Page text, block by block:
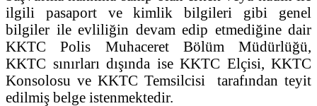
ilgili pasaport ve kimlik bilgileri gibi genel
bilgiler ile evliliğin devam edip etmediğine dair
KKTC Polis Muhaceret Bölüm Müdürlüğü,
KKTC sınırları dışında ise KKTC Elçisi, KKTC
Konsolosu ve KKTC Temsilcisi tarafından teyit
edilmiş belge istenmektedir.